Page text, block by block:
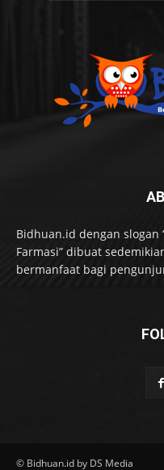
Bidhuan.id dengan slogan
Farmasi” dibuat
bermanfaat bagi
© Bidhuan.id by DS Media